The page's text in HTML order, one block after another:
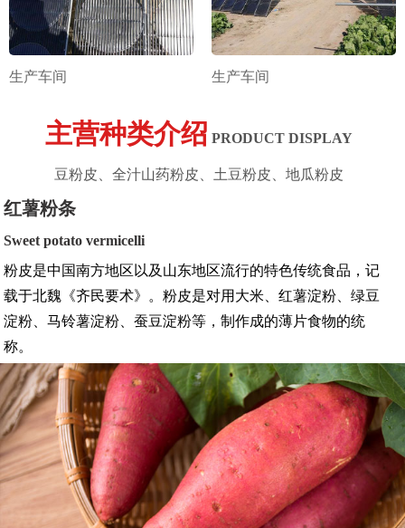
生产车间 生产车间
主营种类介绍 PRODUCT DISPLAY
豆粉皮、全汁山药粉皮、土豆粉皮、地瓜粉皮
红薯粉条
Sweet potato vermicelli
粉皮是中国南方地区以及山东地区流行的特色传统食品，记
载于北魏《齐民要术》。粉皮是对用大米、红薯淀粉、绿豆
淀粉、马铃薯淀粉、蚕豆淀粉等，制作成的薄片食物的统
称。